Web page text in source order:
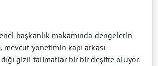
başkanlık makamında dengelerin
mevcut yönetimin kapı arkası
gizli talimatlar bir bir deşifre oluyor.